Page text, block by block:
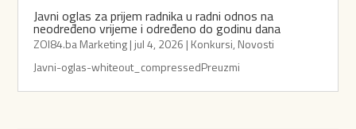
Javni oglas za prijem radnika u radni odnos na
neodređeno vrijeme i određeno do godinu dana
ZOI84.ba Marketing|jul 4, 2026 | Konkursi, Novosti
Javni-oglas-whiteout_compressedPreuzmi